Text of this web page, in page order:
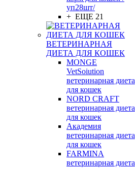
уп28шт/
+ ЕЩЕ 21
ВЕТЕРИНАРНАЯ
ДИЕТА ДЛЯ КОШЕК
MONGE
VetSoiution
ветеринарная диета
для кошек
NORD CRAFT
ветеринарная диета
для кошек
Академия
ветеринарная диета
для кошек
FARMINA
ветеринарная диета